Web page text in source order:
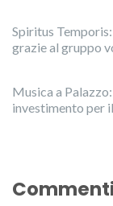
Spiritus
grazie al gruppo
Musica a
investimento per